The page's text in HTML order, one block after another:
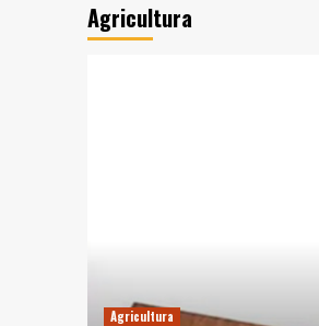
Agricultura
Agricultura